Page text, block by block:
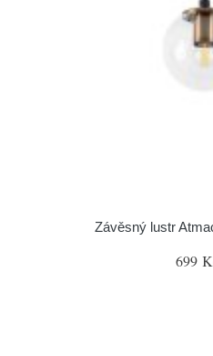
Závěsný lustr
699